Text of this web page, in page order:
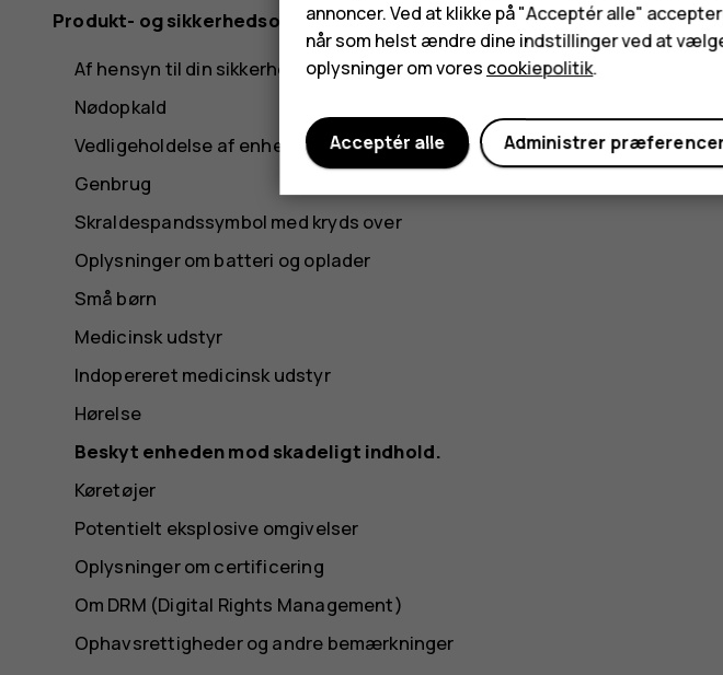
Produkt- og sikkerhedsoplysninger
Af hensyn til din sikkerhed
Nødopkald
Vedligeholdelse af enheden
Genbrug
Skraldespandssymbol med kryds over
Oplysninger om batteri og oplader
Små børn
Medicinsk udstyr
Indopereret medicinsk udstyr
Hørelse
Beskyt enheden mod skadeligt indhold.
Køretøjer
Potentielt eksplosive omgivelser
Oplysninger om certificering
Om DRM (Digital Rights Management)
Ophavsrettigheder og andre bemærkninger
annoncer. Ved at klikke på "Acceptér alle"
når som helst ændre dine indstillinger ved at
oplysninger om vores cookiepolitik.
Administrer
Acceptér alle